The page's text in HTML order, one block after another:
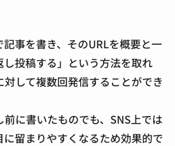
記事を書き、そのURLを概要と一
し投稿する」という方法を取れ
して複数回発信することができ
に書いたものでも、SNS上では
留まりやすくなるため効果的で